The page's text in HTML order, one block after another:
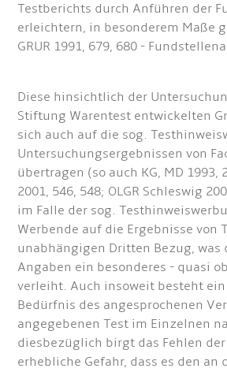
Testberichts durch Anführen der
erleichtern, in besonderem Maße
GRUR 1991, 679, 680 -
Diese hinsichtlich der
Stiftung Warentest entwickelten
sich auch auf die sog.
Untersuchungsergebnissen von
übertragen (so auch KG, MD 1993,
2001, 546, 548; OLGR Schleswig
im Falle der sog.
Werbende auf die Ergebnisse von
unabhängigen Dritten Bezug, was
Angaben ein besonderes - quasi
verleiht. Auch insoweit besteht ein
Bedürfnis des angesprochenen
angegebenen Test im Einzelnen
diesbezüglich birgt das Fehlen
erhebliche Gefahr, dass es den an